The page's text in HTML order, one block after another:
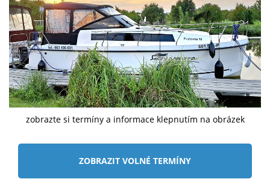
zobrazte si termíny a informace klepnutím na obrázek
ZOBRAZIT VOLNÉ TERMÍNY